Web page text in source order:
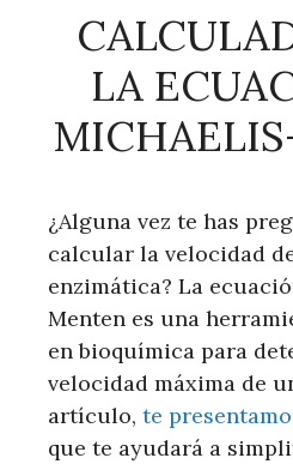
LA
¿Alguna vez te has
calcular la velocidad
enzimática? La
Menten es una
en bioquímica para
velocidad máxima de
artículo, te
que te ayudará a